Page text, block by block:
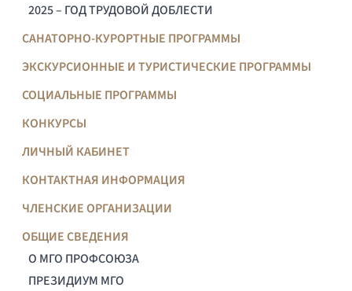
2025 – ГОД ТРУДОВОЙ ДОБЛЕСТИ
САНАТОРНО-КУРОРТНЫЕ ПРОГРАММЫ
ЭКСКУРСИОННЫЕ И ТУРИСТИЧЕСКИЕ ПРОГРАММЫ
СОЦИАЛЬНЫЕ ПРОГРАММЫ
КОНКУРСЫ
ЛИЧНЫЙ КАБИНЕТ
КОНТАКТНАЯ ИНФОРМАЦИЯ
ЧЛЕНСКИЕ ОРГАНИЗАЦИИ
ОБЩИЕ СВЕДЕНИЯ
О МГО ПРОФСОЮЗА
ПРЕЗИДИУМ МГО